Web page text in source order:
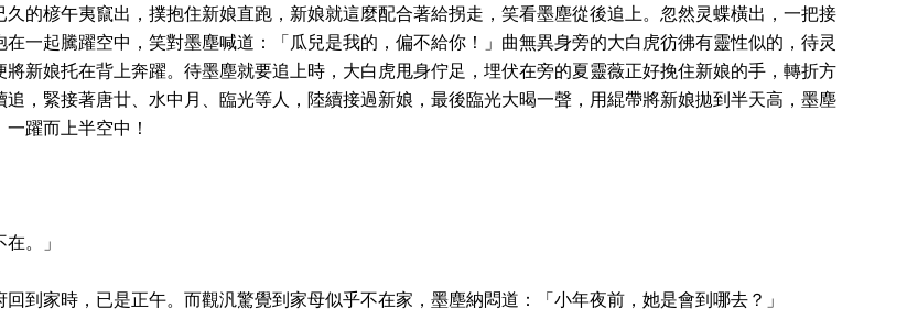
久的楌午夷竄出，撲抱住新娘直跑，新娘就這麼配合著給拐走，笑看墨塵從後追上。忽然灵蝶橫出，一把接
在一起騰躍空中，笑對墨塵喊道：「瓜兒是我的，偏不給你！」曲無異身旁的大白虎彷彿有靈性似的，待灵
將新娘托在背上奔躍。待墨塵就要追上時，大白虎甩身佇足，埋伏在旁的夏靈薇正好挽住新娘的手，轉折方
追，緊接著唐廿、水中月、臨光等人，陸續接過新娘，最後臨光大暍一聲，用緄帶將新娘拋到半天高，墨塵
躍而上半空中！
。」
到家時，已是正午。而觀汎驚覺到家母似乎不在家，墨塵納悶道：「小年夜前，她是會到哪去？」